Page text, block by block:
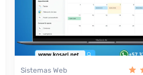
Sistemas Web